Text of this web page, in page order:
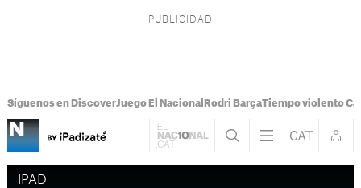
Síguenos en DiscoverJuego El Nacional Rodri BarçaTiempo violento
IPAD